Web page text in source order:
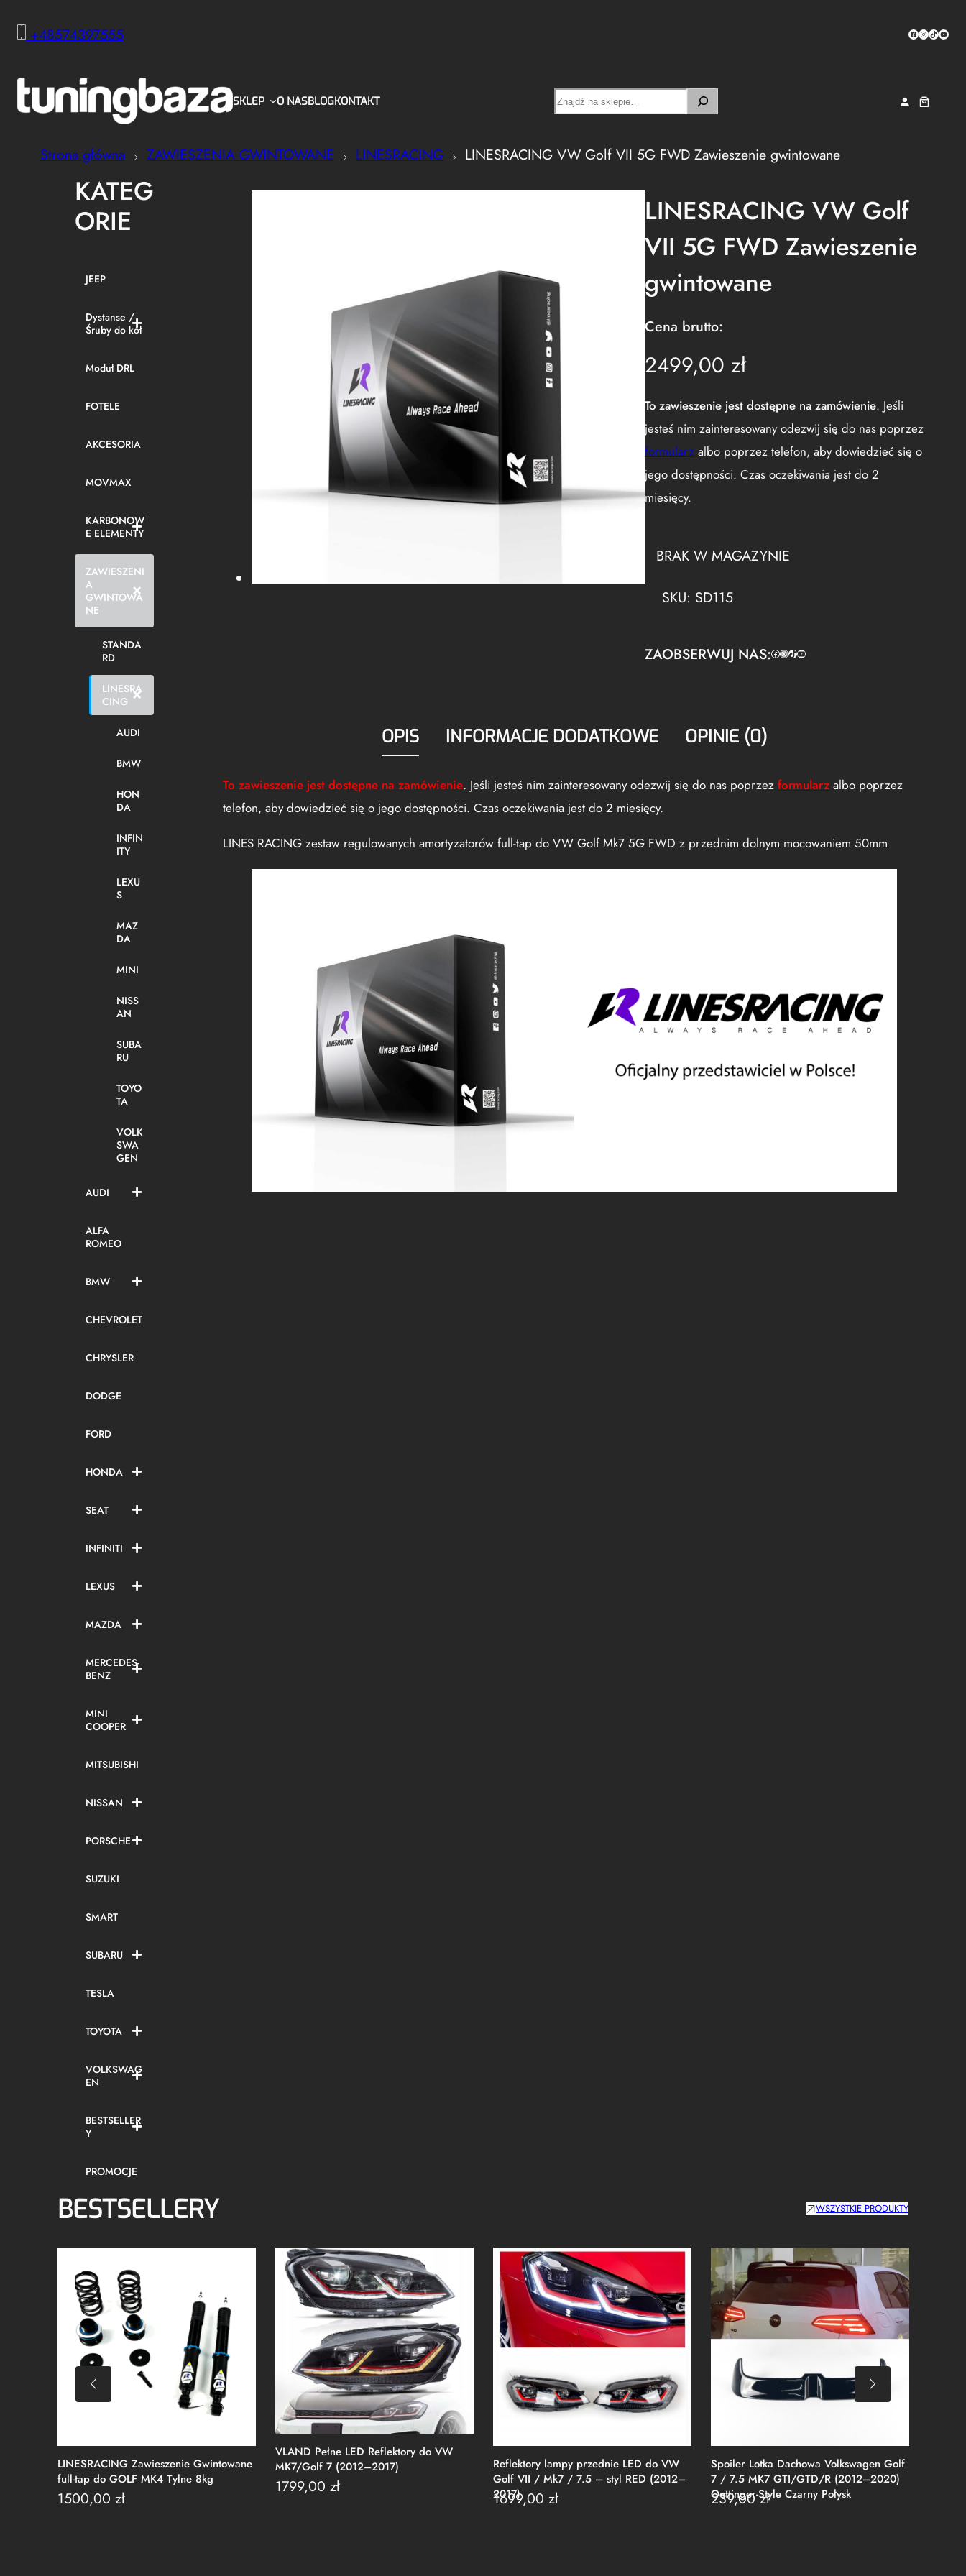
+48574397555 Facebook
Instagram
TikTok
SKLEP O NASBLOGKONTAKT Search
Strona główna ZAWIESZENIA GWINTOWANE LINESRACING LINESRACING VW Golf VII 5G FWD Zawieszenie gwintowane
KATEG
ORIE
JEEP
Dystanse /
Śruby do kół
Moduł DRL
FOTELE
AKCESORIA
MOVMAX
KARBONOW
E ELEMENTY
ZAWIESZENI
A
GWINTOWA
NE
STANDA
RD
LINESRA
CING
AUDI
BMW
HON
DA
INFIN
ITY
LEXU
S
MAZ
DA
MINI
NISS
AN
SUBA
RU
TOYO
TA
VOLK
SWA
GEN
AUDI
ALFA
ROMEO
BMW
CHEVROLET
CHRYSLER
DODGE
FORD
HONDA
SEAT
INFINITI
LEXUS
MAZDA
MERCEDES-
BENZ
MINI
COOPER
MITSUBISHI
NISSAN
PORSCHE
SUZUKI
SMART
SUBARU
TESLA
TOYOTA
VOLKSWAG
EN
BESTSELLER
Y
PROMOCJE
LINESRACING VW Golf
VII 5G FWD Zawieszenie
gwintowane
Cena brutto:
2499,00 zł
To zawieszenie jest dostępne na zamówienie. Jeśli
jesteś nim zainteresowany odezwij się do nas poprzez
formularzalbo poprzez telefon, aby dowiedzieć się o
jego dostępności. Czas oczekiwania jest do 2
miesięcy.
BRAK W MAGAZYNIE
SKU: SD115
ZAOBSERWUJ NAS:Facebook https://www.instagram.com/tuningbaza.pl https://www.tiktok.com/@tuningbaza.pl YouTube
OPIS INFORMACJE DODATKOWE OPINIE (0)
To zawieszenie jest dostępne na zamówienie. Jeśli jesteś nim zainteresowany odezwij się do nas poprzezformularz albo poprzez
telefon, aby dowiedzieć się o jego dostępności. Czas oczekiwania jest do 2 miesięcy.
LINES RACING zestaw regulowanych amortyzatorów full-tap do VW Golf Mk7 5G FWD z przednim dolnym mocowaniem 50mm
BESTSELLERY WSZYSTKIE PRODUKTY
LINESRACING Zawieszenie Gwintowane
full-tap do GOLF MK4 Tylne 8kg
1500,00 zł
VLAND Pełne LED Reflektory do VW
MK7/Golf 7 (2012–2017)
1799,00 zł
Reflektory lampy przednie LED do VW
Golf VII / Mk7 / 7.5 – styl RED (2012–
2017)
1699,00 zł
Spoiler Lotka Dachowa Volkswagen Golf
7 / 7.5 MK7 GTI/GTD/R (2012–2020)
Oettinger-Style Czarny Połysk
239,00zł